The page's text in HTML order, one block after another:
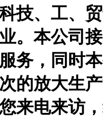
技、工、
。本公司
务，同时
的放大生产
来电来访